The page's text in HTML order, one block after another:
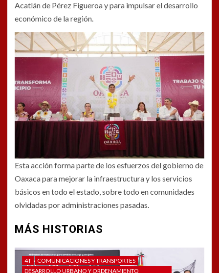
Acatlán de Pérez Figueroa y para impulsar el desarrollo
económico de la región.
Esta acción forma parte de los esfuerzos del gobierno de
Oaxaca para mejorar la infraestructura y los servicios
básicos en todo el estado, sobre todo en comunidades
olvidadas por administraciones pasadas.
MÁS HISTORIAS
4T
COMUNICACIONES Y TRANSPORTES
DESARROLLO URBANO Y ORDENAMIENTO